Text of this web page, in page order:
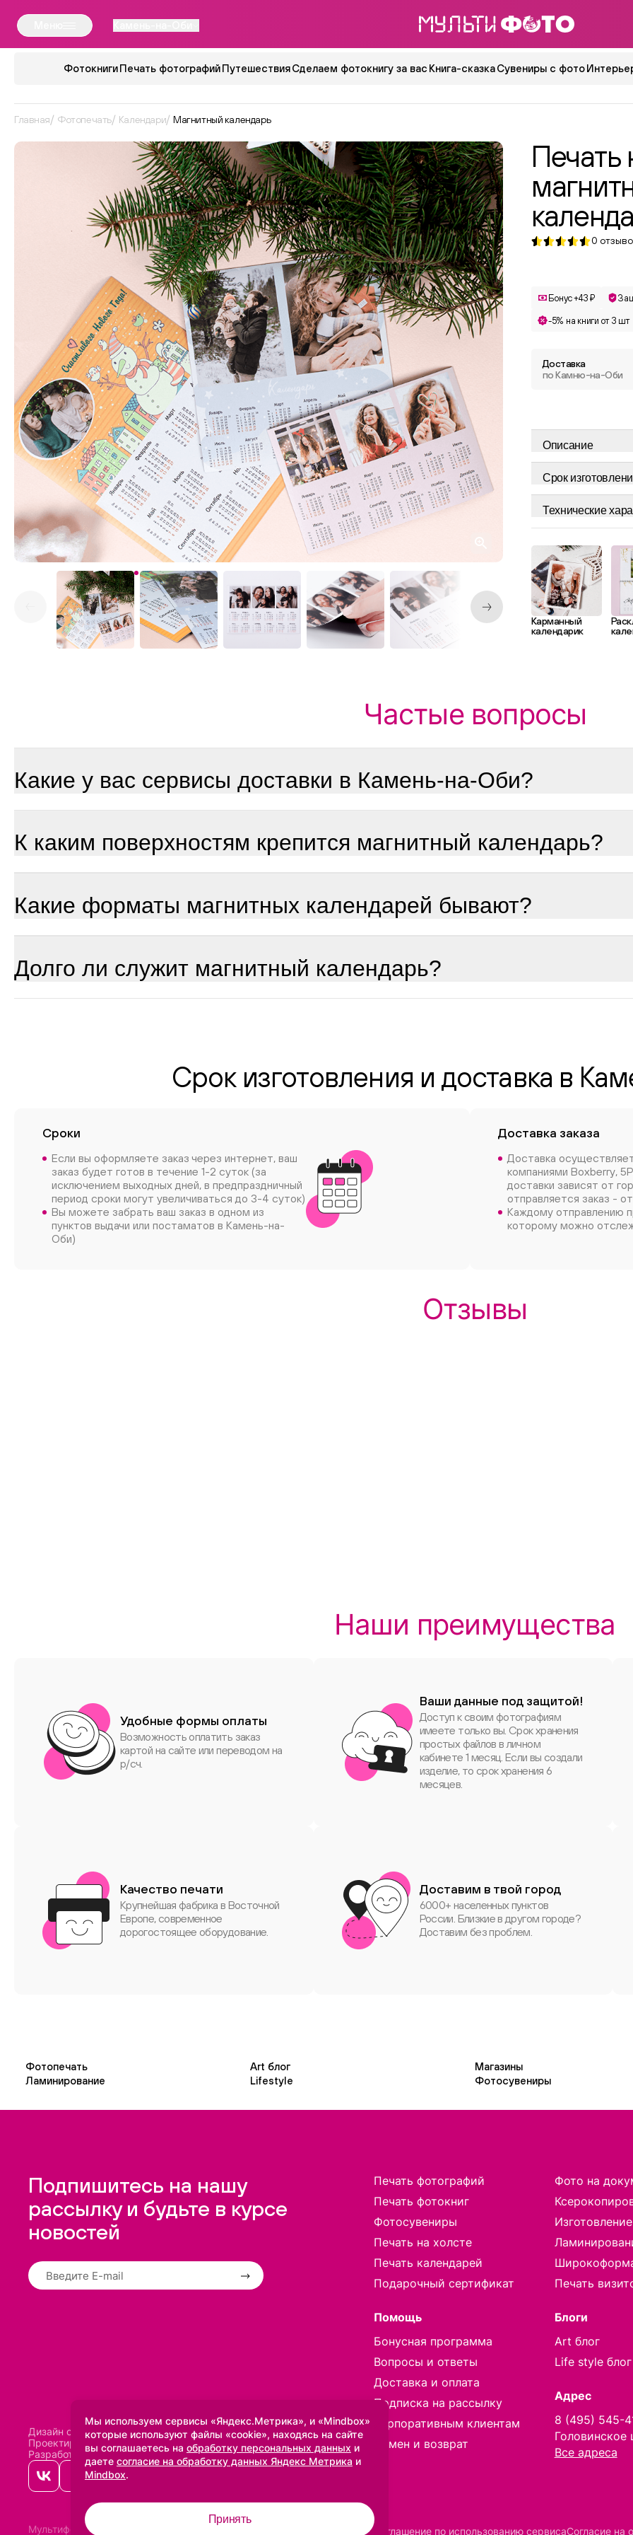
Фотокниги Печать фотографий Путешествия Сделаем фотокнигу за вас Книга-сказка Сувениры с фото
Главная Фотопечать Календари Магнитный календарь
Печать
0
Бонус +43 ₽
-5% на книги от 3 шт
Доставка
по Камню-на-Оби
Описание
Срок
Технические
Карманный
календарик
Частые вопросы
Какие у вас сервисы доставки в Камень-на-Оби?
К каким поверхностям крепится магнитный календарь?
Какие форматы магнитных календарей бывают?
Долго ли служит магнитный календарь?
Срок изготовления и доставка в
Сроки
Если вы оформляете заказ через интернет, ваш
заказ будет готов в течение 1-2 суток (за
исключением выходных дней, в предпраздничный
период сроки могут увеличиваться до 3-4 суток)
Вы можете забрать ваш заказ в одном из
пунктов выдачи или постаматов в Камень-на-
Оби)
Доставка заказа
Доставка
компаниями Boxberry,
доставки зависят от
отправляется заказ -
Каждому отправлению
которому можно
Отзывы
Наши преимущества
Удобные формы оплаты
Возможность оплатить заказ
картой на сайте или переводом на
р/сч.
Ваши данные под защитой!
Доступ к своим фотографиям
имеете только вы. Срок хранения
простых файлов в личном
кабинете 1 месяц. Если вы создали
изделие, то срок хранения 6
месяцев.
Качество печати
Крупнейшая фабрика в Восточной
Европе, современное
дорогостоящее оборудование.
Доставим в твой город
6000+ населенных пунктов
России. Близкие в другом городе?
Доставим без проблем.
Фотопечать Art блог Магазины
Ламинирование
Lifestyle Фотосувениры
Подпишитесь на нашу
рассылку и будьте в курсе
новостей
Дизайн сделан вUprock
Проектирование и SEO:
Baklenev SEO
Разработано в Qualitica
Печать фотографий
Печать фотокниг
Фотосувениры
Печать на холсте
Печать календарей
Подарочный сертификат
Фото на
Печать
Помощь
Бонусная программа
Вопросы и ответы
Доставка и оплата
Подписка на рассылку
Корпоративным клиентам
Обмен и возврат
Блоги
Art блог
Life style блог
Адрес
8 (495) 545-
Головинское
Все адреса
Мультифото 2005-2026 © Соглашение по использованию сервисаСогласие на
Мы используем сервисы «Яндекс.Метрика», и «Mindbox»
которые используют файлы «cookie», находясь на сайте
вы соглашаетесь на обработку персональных данных и
даете согласие на обработку данных Яндекс Метрика и
Mindbox.
Принять